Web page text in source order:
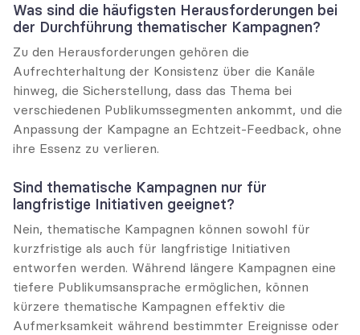
Was sind die häufigsten Herausforderungen bei
der Durchführung thematischer Kampagnen?
Zu den Herausforderungen gehören die
Aufrechterhaltung der Konsistenz über die Kanäle
hinweg, die Sicherstellung, dass das Thema bei
verschiedenen Publikumssegmenten ankommt, und die
Anpassung der Kampagne an Echtzeit-Feedback, ohne
ihre Essenz zu verlieren.
Sind thematische Kampagnen nur für
langfristige Initiativen geeignet?
Nein, thematische Kampagnen können sowohl für
kurzfristige als auch für langfristige Initiativen
entworfen werden. Während längere Kampagnen eine
tiefere Publikumsansprache ermöglichen, können
kürzere thematische Kampagnen effektiv die
Aufmerksamkeit während bestimmter Ereignisse oder